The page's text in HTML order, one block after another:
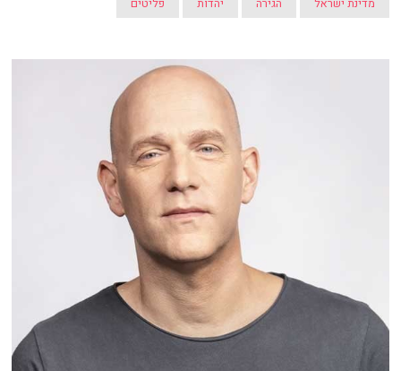
מדינת ישראל הגירה יהדות פליטים